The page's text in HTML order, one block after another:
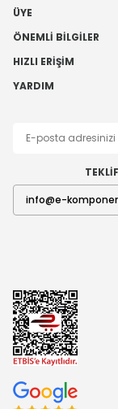
ÜYE
ÖNEMLI BILGILER
HIZLI ERIŞIM
YARDIM